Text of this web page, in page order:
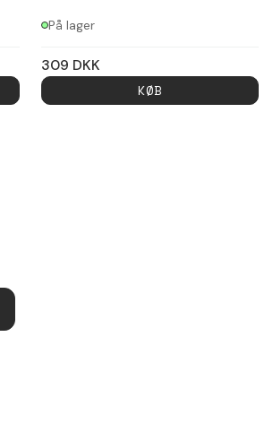
På lager
309 DKK
KØB